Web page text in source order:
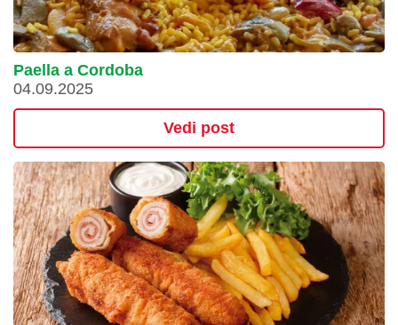
Paella a Cordoba
04.09.2025
Vedi post